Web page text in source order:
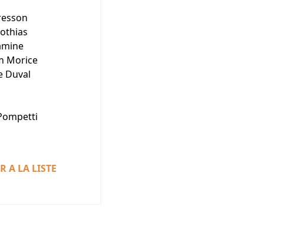
Morice
Duval
A LA LISTE